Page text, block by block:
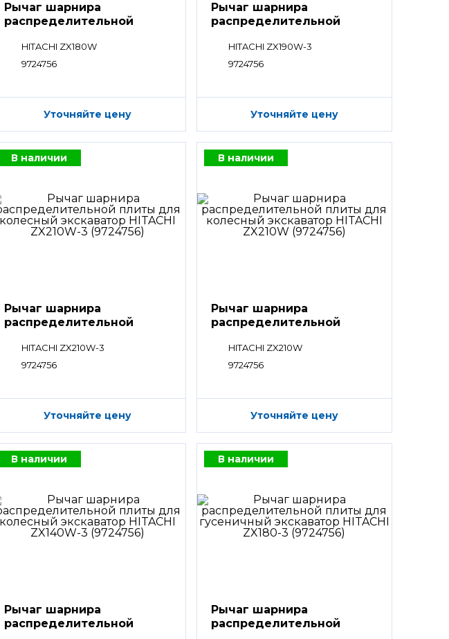
Рычаг шарнира
распределительной
HITACHI ZX180W
9724756
Уточняйте цену
Рычаг шарнира
распределительной
HITACHI ZX190W-3
9724756
Уточняйте цену
В наличии
Рычаг шарнира
распределительной
HITACHI ZX210W-3
9724756
Уточняйте цену
В наличии
Рычаг шарнира
распределительной
HITACHI ZX210W
9724756
Уточняйте цену
В наличии
Рычаг шарнира
распределительной
В наличии
Рычаг шарнира
распределительной